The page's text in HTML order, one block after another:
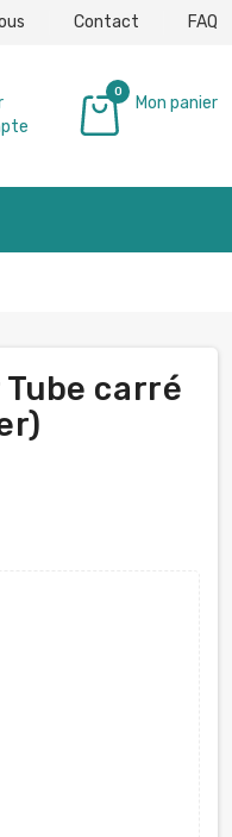
Contact FAQ
0
Mon panier
carré